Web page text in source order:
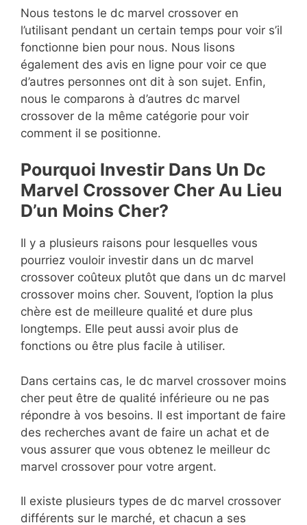
Nous testons le dc marvel crossover en
l’utilisant pendant un certain temps pour voir s’il
fonctionne bien pour nous. Nous lisons
également des avis en ligne pour voir ce que
d’autres personnes ont dit à son sujet. Enfin,
nous le comparons à d’autres dc marvel
crossover de la même catégorie pour voir
comment il se positionne.
Pourquoi Investir Dans Un Dc
Marvel Crossover Cher Au Lieu
D’un Moins Cher?
Il y a plusieurs raisons pour lesquelles vous
pourriez vouloir investir dans un dc marvel
crossover coûteux plutôt que dans un dc marvel
crossover moins cher. Souvent, l’option la plus
chère est de meilleure qualité et dure plus
longtemps. Elle peut aussi avoir plus de
fonctions ou être plus facile à utiliser.
Dans certains cas, le dc marvel crossover moins
cher peut être de qualité inférieure ou ne pas
répondre à vos besoins. Il est important de faire
des recherches avant de faire un achat et de
vous assurer que vous obtenez le meilleur dc
marvel crossover pour votre argent.
Il existe plusieurs types de dc marvel crossover
différents sur le marché, et chacun a ses